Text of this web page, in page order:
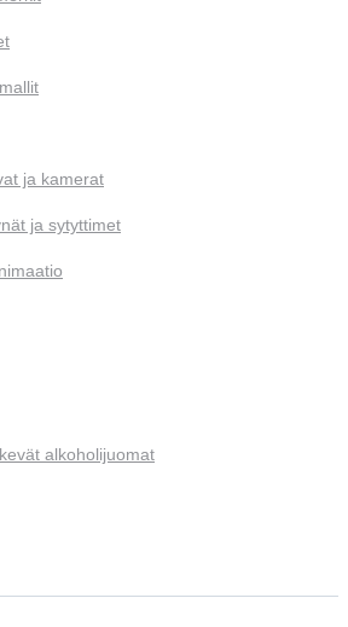
ja kamerat
ja sytyttimet
alkoholijuomat